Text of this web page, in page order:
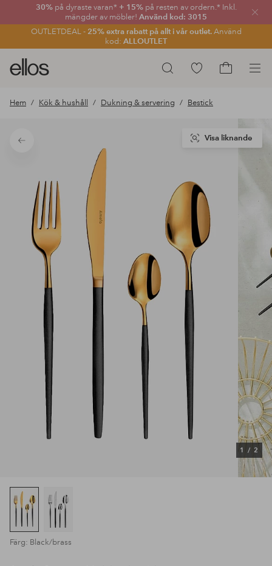
30% på dyraste varan* + 15% på resten av ordern.* Inkl.
mängder av möbler! Använd kod: 3015
OUTLETDEAL - 25% extra rabatt på allt i vår outlet.Använd
kod: ALLOUTLET
Sök
Ellos
logotyp
gå
förstasidan
Gå
favoritmarkerade
Hem Kök & hushåll Dukning & servering Bestick
Tillbaka
1 / 2
Visa liknande
Färg: Black/brass